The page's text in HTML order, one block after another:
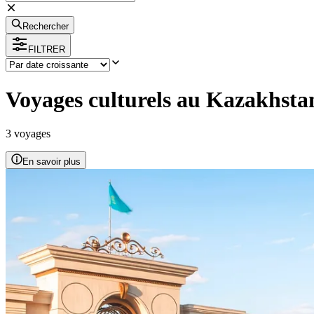
Rechercher
FILTRER
Voyages culturels au
3 voyages
En savoir plus